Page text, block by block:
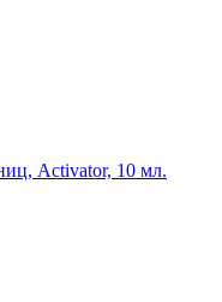
Activator, 10 мл.